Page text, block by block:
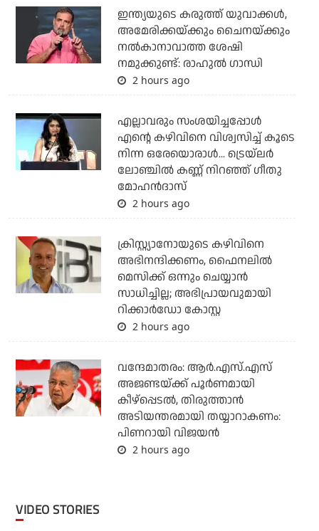
ഇന്ത്യയുടെ കരുത്ത് യുവാക്കള്‍,
അമേരിക്കയ്ക്കും ചൈനയ്ക്കും
നല്‍കാനാവാത്ത ശേഷി
നമുക്കുണ്ട്: രാഹുല്‍ ഗാന്ധി
2 hours ago
എല്ലാവരും സംശയിച്ചപ്പോള്‍
എന്റെ കഴിവിനെ വിശ്വസിച്ച് കൂടെ
നിന്ന ഒരേയൊരാള്‍... ട്രെയ്‌ലര്‍
ലോഞ്ചില്‍ കണ്ണ് നിറഞ്ഞ് ഗീതു
മോഹന്‍ദാസ്
2 hours ago
ക്രിസ്റ്റ്യാനോയുടെ കഴിവിനെ
അഭിനന്ദിക്കണം, ഫൈനലില്‍
മെസിക്ക് ഒന്നും ചെയ്യാന്‍
സാധിച്ചില്ല; അഭിപ്രായവുമായി
റിക്കാര്‍ഡോ കോസ്റ്റ
2 hours ago
വന്ദേമാതരം: ആര്‍.എസ്.എസ്
അജണ്ടയ്ക്ക് പൂര്‍ണമായി
കീഴ്‌പ്പെടല്‍, തിരുത്താന്‍
അടിയന്തരമായി തയ്യാറാകണം:
പിണറായി വിജയന്‍
2 hours ago
VIDEO STORIES